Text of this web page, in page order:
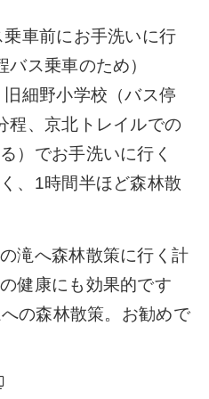
乗車前にお手洗いに行
バス乗車のため）
旧細野小学校（バス停
程、京北トレイルでの
）でお手洗いに行く
、1時間半ほど森林散
滝へ森林散策に行く計
健康にも効果的です
の森林散策。お勧めで